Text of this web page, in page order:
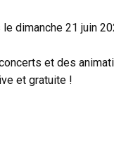
dimanche 21 juin
et des
et gratuite !